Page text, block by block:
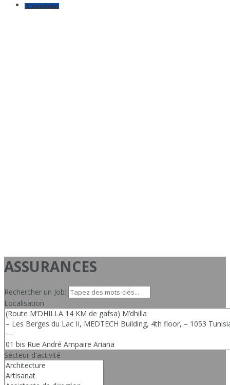
S’enregistrer
ASSURANCES
Rechercher un Job:
Localisation
Secteur d'activité